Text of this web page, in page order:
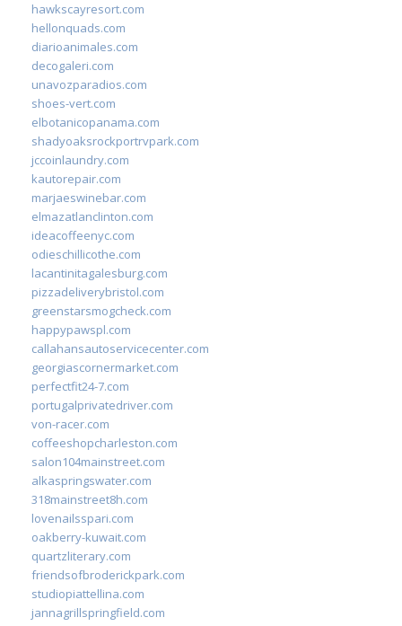
hawkscayresort.com
hellonquads.com
diarioanimales.com
decogaleri.com
unavozparadios.com
shoes-vert.com
elbotanicopanama.com
shadyoaksrockportrvpark.com
jccoinlaundry.com
kautorepair.com
marjaeswinebar.com
elmazatlanclinton.com
ideacoffeenyc.com
odieschillicothe.com
lacantinitagalesburg.com
pizzadeliverybristol.com
greenstarsmogcheck.com
happypawspl.com
callahansautoservicecenter.com
georgiascornermarket.com
perfectfit24-7.com
portugalprivatedriver.com
von-racer.com
coffeeshopcharleston.com
salon104mainstreet.com
alkaspringswater.com
318mainstreet8h.com
lovenailsspari.com
oakberry-kuwait.com
quartzliterary.com
friendsofbroderickpark.com
studiopiattellina.com
jannagrillspringfield.com